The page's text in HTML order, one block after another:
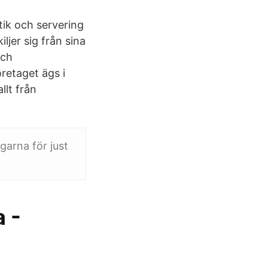
och servering
sig från sina
ägs i
från
för just
-